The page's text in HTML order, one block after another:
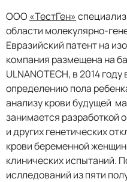
ООО «ТестГен»
области молекулярно-
Евразийский патент на
компания размещена на
ULNANOTECH, в 2014
определению пола
анализу крови будущей
занимается разработкой
и других генетических
крови беременной
клинических испытаний.
ислледований из пяти